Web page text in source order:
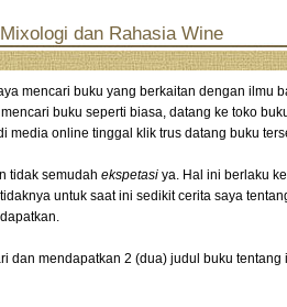
dan Rahasia Wine
mencari buku yang berkaitan dengan ilmu
buku seperti biasa, datang ke toko
media online tinggal klik trus datang buku
tidak semudah ekspetasi ya. Hal ini berlaku
untuk saat ini sedikit cerita saya
dan mendapatkan 2 (dua) judul buku tentang